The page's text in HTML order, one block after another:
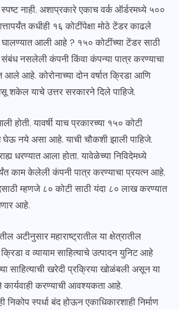
नाही. अशाप्रकारे एकाच वर्क ऑर्डरमध्ये ५००
कधीही १६ कोटींपेक्षा मोठे टेंडर काढले
आली आहे ? १५० कोटींच्या टेंडर साठी
नसलेली कंपनी किंवा कंपन्या पात्र करण्याचा
आहे. कोरोनाच्या दोन वर्षात क्रिडा आणि
शकेल याचे उत्तर सरकारने दिले पाहिजे.
यावर्षी याच प्रकारच्या १५० कोटी
घेऊ नये असा आहे. याची चौकशी झाली पाहिजे.
धरण्यात आला होता. यावेळेच्या निविदेमध्ये
काम केलेली कंपनी पात्र करण्याचा प्रयत्न आहे.
म्हणजे ८० कोटी साठी यंदा ८० लाख करण्यात
आहे.
अटीनुसार महाराष्ट्रातील या क्षेत्रातील
व व्यायाम साहित्याचे उत्पादन युनिट आहे
साहित्याची खरेदी प्रक्रिया खोळंबली असून या
कार्यवाही करण्याची आवश्यकता आहे.
स्पर्धा बंद होऊन एकाधिकारशाही निर्माण